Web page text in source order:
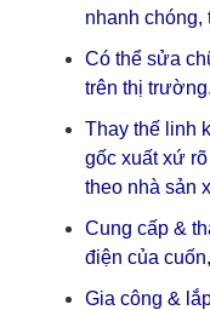
nhanh chóng,
Có thể sửa
trên thị trường.
Thay thế linh
gốc xuất xứ
theo nhà sản
Cung cấp &
điện của
Gia công &